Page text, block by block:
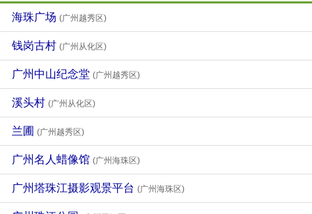
海珠广场 (广州越秀区)
钱岗古村 (广州从化区)
广州中山纪念堂 (广州越秀区)
溪头村 (广州从化区)
兰圃 (广州越秀区)
广州名人蜡像馆 (广州海珠区)
广州塔珠江摄影观景平台 (广州海珠区)